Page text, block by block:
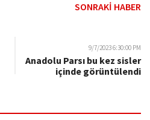
SONRAKİ HABER
9/7/2023 6:30:00 PM
Anadolu Parsı bu kez sisler
içinde görüntülendi